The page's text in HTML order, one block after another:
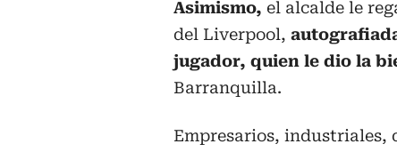
Asimismo, el alcalde le
del Liverpool,
jugador, quien le dio la
Barranquilla.
Empresarios, industriales,